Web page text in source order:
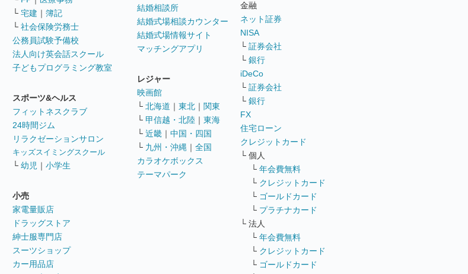
└ 宅建 ｜ 簿記
└ 社会保険労務士
公務員試験予備校
法人向け英会話スクール
子どもプログラミング教室
スポーツ&ヘルス
フィットネスクラブ
24時間ジム
リラクゼーションサロン
キッズスイミングスクール
└ 幼児 ｜ 小学生
小売
家電量販店
ドラッグストア
紳士服専門店
スーツショップ
カー用品店
結婚相談所
結婚式場相談カウンター
結婚式場情報サイト
マッチングアプリ
レジャー
映画館
└ 北海道 ｜ 東北 ｜ 関東
└ 甲信越・北陸 ｜ 東海
└ 近畿 ｜ 中国・四国
└ 九州・沖縄 ｜ 全国
カラオケボックス
テーマパーク
金融
ネット証券
NISA
└ 証券会社
└ 銀行
iDeCo
└ 証券会社
└ 銀行
FX
住宅ローン
クレジットカード
└ 個人
└ 年会費無料
└ クレジットカード
└ ゴールドカード
└ プラチナカード
└ 法人
└ 年会費無料
└ クレジットカード
└ ゴールドカード